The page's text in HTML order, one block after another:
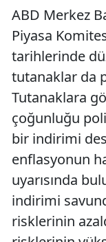
ABD Merkez
Piyasa
tarihlerinde
tutanaklar da
Tutanaklara
çoğunluğu
bir indirimi
enflasyonun
uyarısında
indirimi
risklerinin